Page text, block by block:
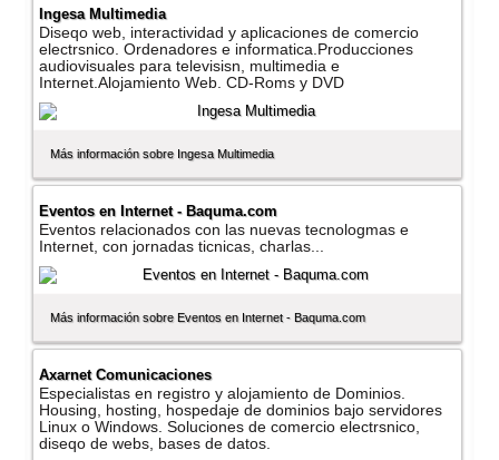
Ingesa Multimedia
Diseqo web, interactividad y aplicaciones de comercio
electrsnico. Ordenadores e informatica.Producciones
audiovisuales para televisisn, multimedia e
Internet.Alojamiento Web. CD-Roms y DVD
Más información sobre Ingesa Multimedia
Eventos en Internet - Baquma.com
Eventos relacionados con las nuevas tecnologmas e
Internet, con jornadas ticnicas, charlas...
Más información sobre Eventos en Internet - Baquma.com
Axarnet Comunicaciones
Especialistas en registro y alojamiento de Dominios.
Housing, hosting, hospedaje de dominios bajo servidores
Linux o Windows. Soluciones de comercio electrsnico,
diseqo de webs, bases de datos.